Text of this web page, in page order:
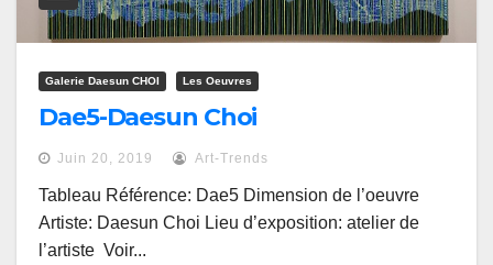
Galerie Daesun CHOI Les Oeuvres
Dae5-Daesun Choi
Juin 20, 2019 Art-Trends
Tableau Référence: Dae5 Dimension de l’oeuvre
Artiste: Daesun Choi Lieu d’exposition: atelier de
l’artiste Voir...